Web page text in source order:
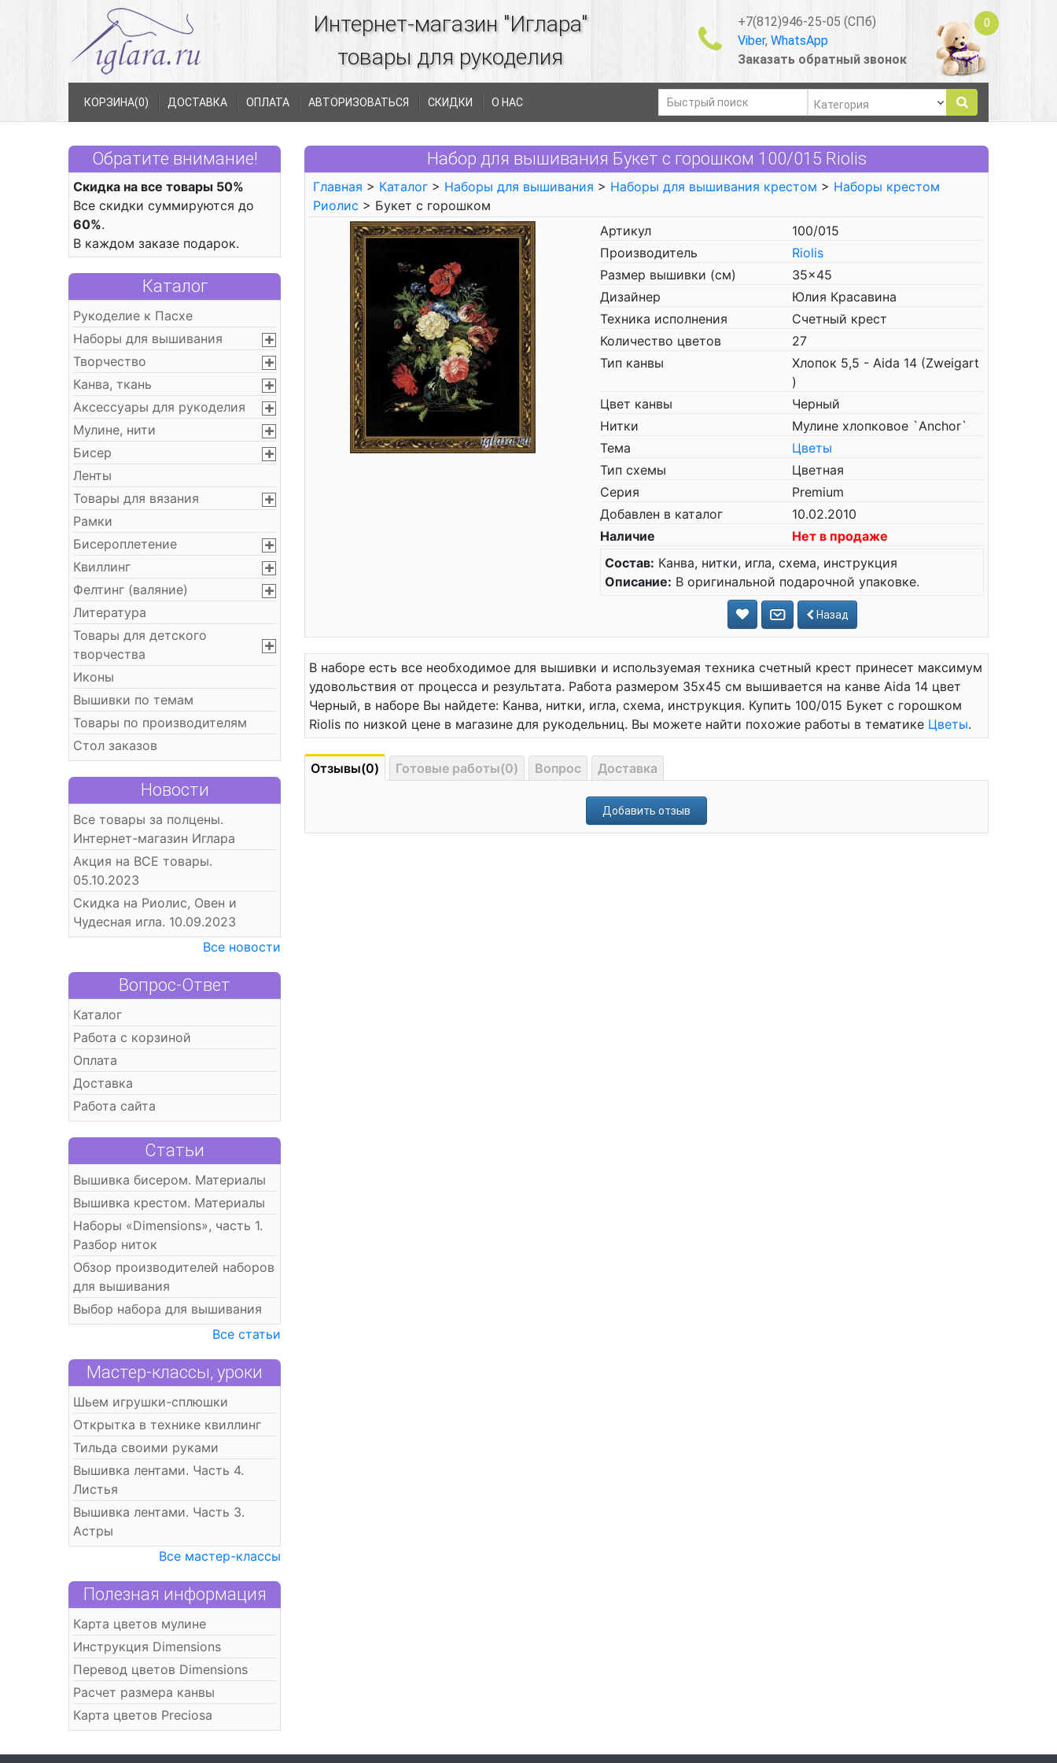
Интернет-магазин "Иглара"
товары для рукоделия
+7(812)946-25-05 (СПб)
Viber, WhatsApp
Заказать обратный звонок
0
КОРЗИНА(0) ДОСТАВКА ОПЛАТА АВТОРИЗОВАТЬСЯ СКИДКИ О НАС
Обратите внимание!
Скидка на все товары 50%
Все скидки суммируются до
60%.
В каждом заказе подарок.
Каталог
Рукоделие к Пасхе
Наборы для вышивания
Творчество
Канва, ткань
Аксессуары для рукоделия
Мулине, нити
Бисер
Ленты
Товары для вязания
Рамки
Бисероплетение
Квиллинг
Фелтинг (валяние)
Литература
Товары для детского
творчества
Иконы
Вышивки по темам
Товары по производителям
Стол заказов
Новости
Все товары за полцены.
Интернет-магазин Иглара
Акция на ВСЕ товары.
05.10.2023
Скидка на Риолис, Овен и
Чудесная игла. 10.09.2023
Все новости
Вопрос-Ответ
Каталог
Работа с корзиной
Оплата
Доставка
Работа сайта
Статьи
Вышивка бисером. Материалы
Вышивка крестом. Материалы
Наборы «Dimensions», часть 1.
Разбор ниток
Обзор производителей наборов
для вышивания
Выбор набора для вышивания
Все статьи
Мастер-классы, уроки
Шьем игрушки-сплюшки
Открытка в технике квиллинг
Тильда своими руками
Вышивка лентами. Часть 4.
Листья
Вышивка лентами. Часть 3.
Астры
Все мастер-классы
Полезная информация
Карта цветов мулине
Инструкция Dimensions
Перевод цветов Dimensions
Расчет размера канвы
Карта цветов Preciosa
Набор для вышивания Букет с горошком 100/015 Riolis
Главная > Каталог > Наборы для вышивания > Наборы для вышивания крестом > Наборы крестом
Риолис > Букет с горошком
Артикул
100/015
Производитель
Riolis
Размер вышивки (см)
35x45
Дизайнер
Юлия Красавина
Техника исполнения
Счетный крест
Количество цветов
27
Тип канвы
Хлопок 5,5 - Aida 14 (Zweigart
)
Цвет канвы
Черный
Нитки
Мулине хлопковое `Anchor`
Тема
Цветы
Тип схемы
Цветная
Серия
Premium
Добавлен в каталог
10.02.2010
Наличие
Нет в продаже
Состав: Канва, нитки, игла, схема, инструкция
Описание: В оригинальной подарочной упаковке.
Назад
В наборе есть все необходимое для вышивки и используемая техника счетный крест принесет максимум
удовольствия от процесса и результата. Работа размером 35x45 см вышивается на канве Aida 14 цвет
Черный, в наборе Вы найдете: Канва, нитки, игла, схема, инструкция. Купить 100/015 Букет с горошком
Riolis по низкой цене в магазине для рукодельниц. Вы можете найти похожие работы в тематике Цветы.
Отзывы(0) Готовые работы(0) Вопрос Доставка
Добавить отзыв